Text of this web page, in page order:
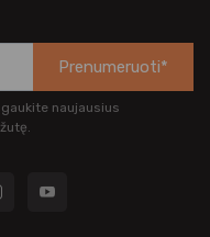
Prenumeruoti*
naujausius